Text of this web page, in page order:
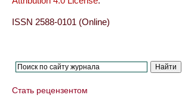
ISSN 2588-0101 (Online)
Стать рецензентом